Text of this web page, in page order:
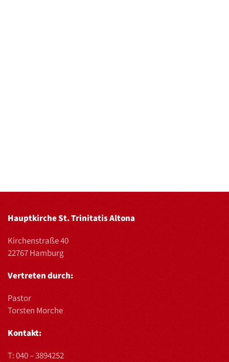
Hauptkirche St. Trinitatis Altona
Kirchenstraße 40
22767 Hamburg
Vertreten durch:
Pastor
Torsten Morche
Kontakt:
T:040 – 3894252